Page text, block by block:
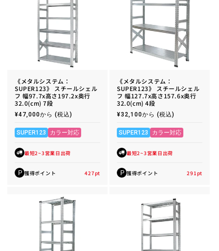
《メタルシステム：
SUPER123》 スチールシェル
フ 幅97.7x高さ197.2x奥行
32.0(cm) 7段
通
価
格
¥47,000から (税込)
SUPER123 カラー対応
最短2~3営業日出荷
P 獲得ポイント 427pt
《メタルシステム：
SUPER123》 スチールシェル
フ 幅127.7x高さ157.6x奥行
32.0(cm) 4段
通
価
格
¥32,100から (税込)
SUPER123 カラー対応
最短2~3営業日出荷
P 獲得ポイント 291 pt